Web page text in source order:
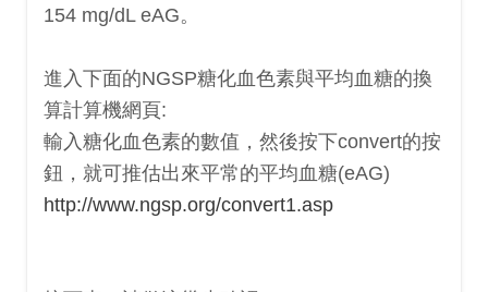
154 mg/dL eAG。
進入下面的NGSP糖化血色素與平均血糖的換
算計算機網頁:
輸入糖化血色素的數值，然後按下convert的按
鈕，就可推估出來平常的平均血糖(eAG)
http://www.ngsp.org/convert1.asp